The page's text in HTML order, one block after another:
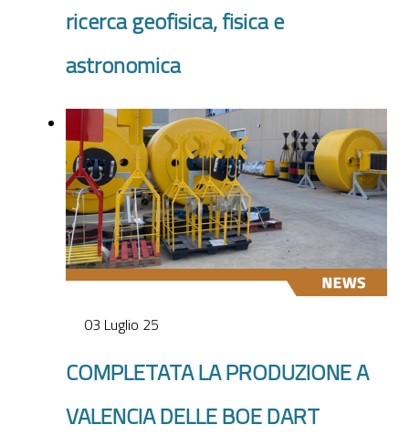
ricerca geofisica, fisica e
astronomica
03 Luglio 25
COMPLETATA LA PRODUZIONE A
VALENCIA DELLE BOE DART